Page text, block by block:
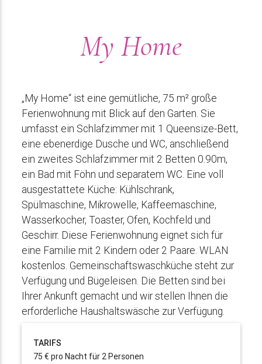
My Home
„My Home“ ist eine gemütliche, 75 m² große
Ferienwohnung mit Blick auf den Garten. Sie
umfasst ein Schlafzimmer mit 1 Queensize-Bett,
eine ebenerdige Dusche und WC, anschließend
ein zweites Schlafzimmer mit 2 Betten 0.90m,
ein Bad mit Föhn und separatem WC. Eine voll
ausgestattete Küche: Kühlschrank,
Spülmaschine, Mikrowelle, Kaffeemaschine,
Wasserkocher, Toaster, Ofen, Kochfeld und
Geschirr. Diese Ferienwohnung eignet sich für
eine Familie mit 2 Kindern oder 2 Paare. WLAN
kostenlos. Gemeinschaftswaschküche steht zur
Verfügung und Bügeleisen. Die Betten sind bei
Ihrer Ankunft gemacht und wir stellen Ihnen die
erforderliche Haushaltswäsche zur Verfügung.
TARIFS
75 € pro Nacht für 2 Personen